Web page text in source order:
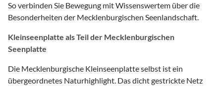
So verbinden Sie Bewegung mit Wissenswertem über die
Besonderheiten der Mecklenburgischen Seenlandschaft.
Kleinseenplatte als Teil der Mecklenburgischen
Seenplatte
Die Mecklenburgische Kleinseenplatte selbst ist ein
übergeordnetes Naturhighlight. Das dicht gestrickte Netz